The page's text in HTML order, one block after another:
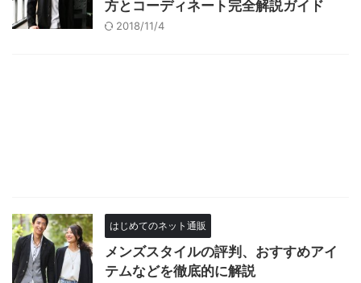
方とコーディネート完全解説ガイド
2018/11/4
はじめてのネット通販
メンズスタイルの評判、おすすめアイ
テムなどを徹底的に解説